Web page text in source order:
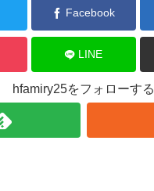
Facebook
LINE
hfamiry25をフォローする